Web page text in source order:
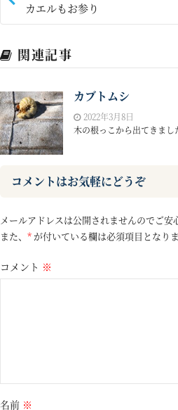
カエルもお参り
関連記事
カブトムシ
2022年3月8日
木の根っこから出てきま
コメントはお気軽にどうぞ
メールアドレスは公開されませんのでご安
また、 * が付いている欄は必須項目となり
コメント ※
名前 ※